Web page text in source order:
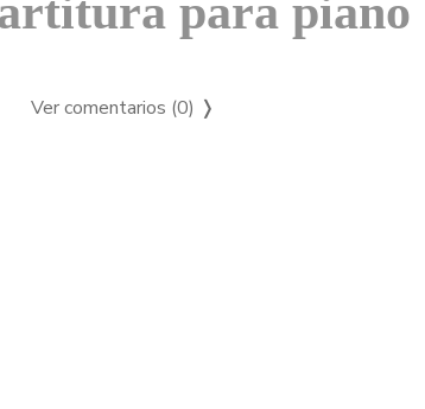
para piano
Ver comentarios (0) ❭